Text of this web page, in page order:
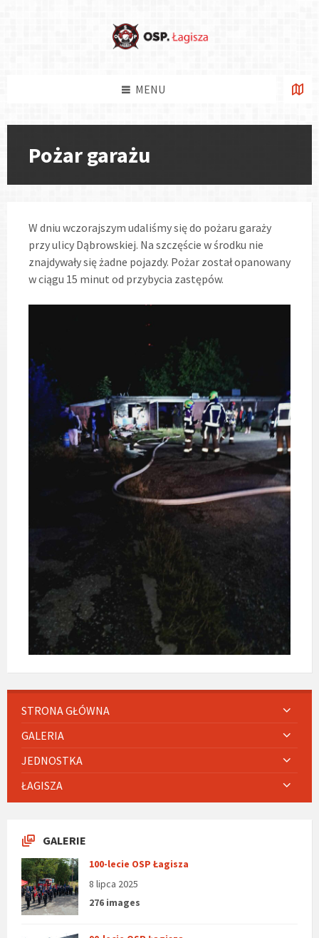
MENU
Pożar garażu
W dniu wczorajszym udaliśmy się do pożaru garaży
przy ulicy Dąbrowskiej. Na szczęście w środku nie
znajdywały się żadne pojazdy. Pożar został opanowany
w ciągu 15 minut od przybycia zastępów.
STRONA GŁÓWNA
GALERIA
JEDNOSTKA
ŁAGISZA
GALERIE
100-lecie OSP Łagisza
8 lipca 2025
276 images